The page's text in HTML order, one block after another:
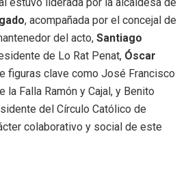
, acompañada por el concejal de
del acto, Santiago
de Lo Rat Penat, Óscar
figuras clave como José Francisco
la Falla Ramón y Cajal, y Benito
del Círculo Católico de
colaborativo y social de este